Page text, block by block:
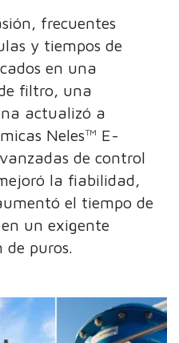
frecuentes
y tiempos de
en una
filtro, una
actualizó a
Neles™ E-
de control
la fiabilidad,
el tiempo de
un exigente
de puros.